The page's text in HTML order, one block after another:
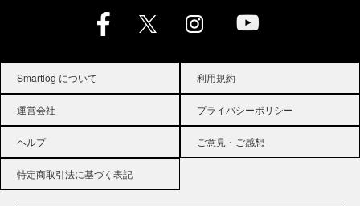
Smartlog について 利用規約
運営会社 プライバシーポリシー
ヘルプ ご意見・ご感想
特定商取引法に基づく表記